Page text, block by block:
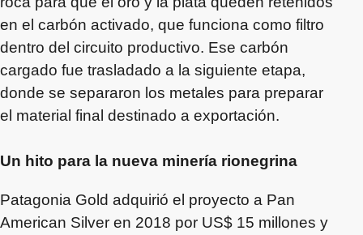
en el carbón activado, que funciona como filtro
dentro del circuito productivo. Ese carbón
cargado fue trasladado a la siguiente etapa,
donde se separaron los metales para preparar
el material final destinado a exportación.
Un hito para la nueva minería rionegrina
Patagonia Gold adquirió el proyecto a Pan
American Silver en 2018 por US$ 15 millones y